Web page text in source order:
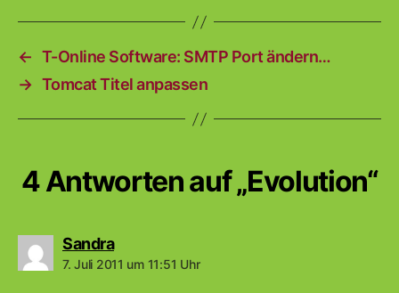
← T-Online Software: SMTP Port ändern…
→ Tomcat Titel anpassen
4 Antworten auf „Evolution“
Sandrasagt:
7. Juli 2011 um 11:51 Uhr